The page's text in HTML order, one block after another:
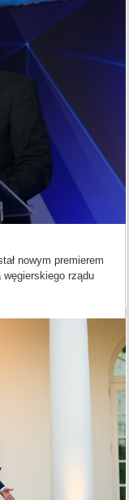
nowym premierem
węgierskiego rządu